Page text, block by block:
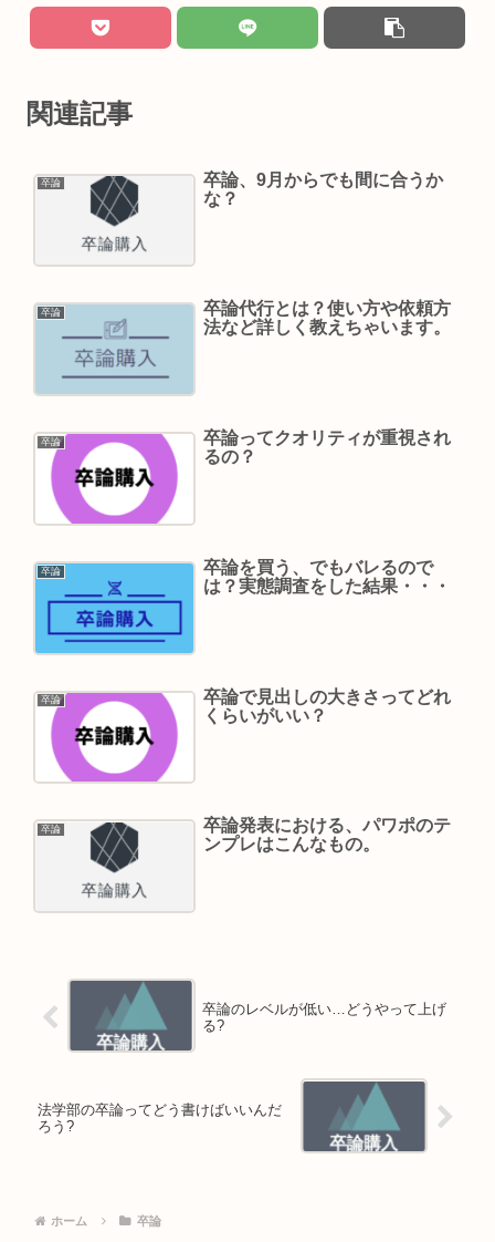
関連記事
卒論
卒論、9月からでも間に合うか
な？
卒論
卒論代行とは？使い方や依頼方
法など詳しく教えちゃいます。
卒論
卒論ってクオリティが重視され
るの？
卒論
卒論を買う、でもバレるので
は？実態調査をした結果・・・
卒論
卒論で見出しの大きさってどれ
くらいがいい？
卒論
卒論発表における、パワポのテ
ンプレはこんなもの。
卒論のレベルが低い…どうやって上げ
る?
法学部の卒論ってどう書けばいいんだ
ろう?
ホーム 卒論